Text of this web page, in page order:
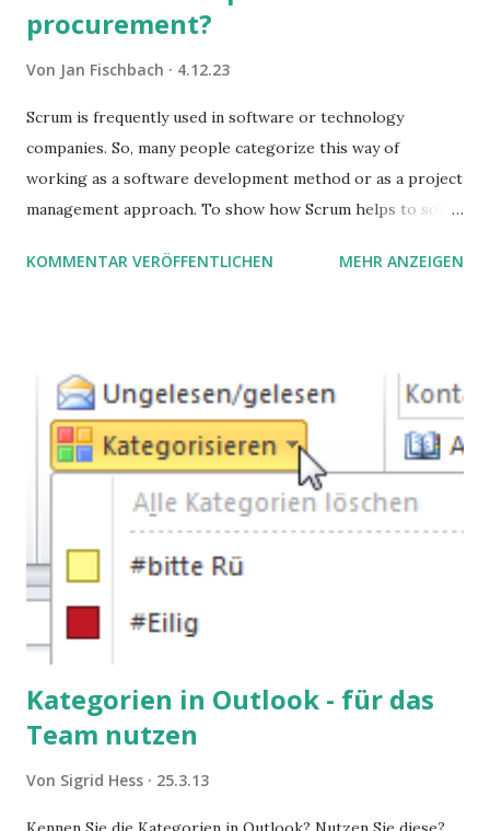
procurement?
Von Jan Fischbach 4.12.23
Scrum is frequently used in software or technology
companies. So, many people categorize this way of
working as a software development method or as a project
management approach. To show how Scrum helps to solve
processes.
KOMMENTAR VERÖFFENTLICHEN MEHR ANZEIGEN
Kategorien in Outlook - für das
Team nutzen
Von Sigrid Hess 25.3.13